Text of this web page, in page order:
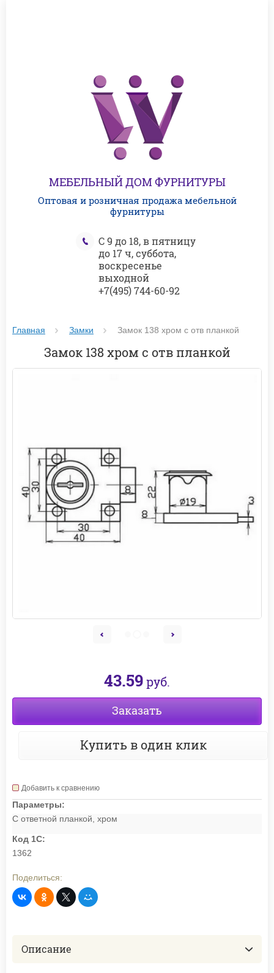
МЕБЕЛЬНЫЙ ДОМ ФУРНИТУРЫ
Оптовая и розничная продажа мебельной
фурнитуры
С 9 до 18, в пятницу
до 17 ч, суббота,
воскресенье
выходной
+7(495) 744-60-92
Главная Замки Замок 138 хром с отв планкой
Замок 138 хром с отв планкой
43.59руб.
Заказать
Купить в один клик
Добавить к сравнению
Параметры:
С ответной планкой, хром
Код 1С:
1362
Поделиться:
Описание